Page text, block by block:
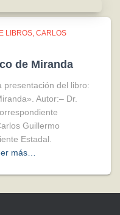
LIBROS CARLOS
de Miranda
presentación del libro:
Autor:– Dr.
Guillermo
Estadal.
más…